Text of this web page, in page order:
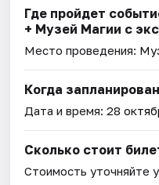
Где пройдет
+ Музей Магии с
Место проведения:
Когда
Дата и время:28
Сколько стоит
Стоимость уточняйте